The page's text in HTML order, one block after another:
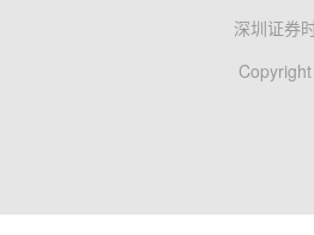
深圳证券